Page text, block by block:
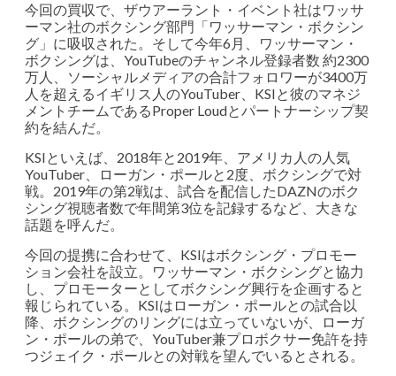
今回の買収で、ザウアーラント・イベント社はワッサ
ーマン社のボクシング部門「ワッサーマン・ボクシン
グ」に吸収された。そして今年6月、ワッサーマン・
ボクシングは、YouTubeのチャンネル登録者数 約2300
万人、ソーシャルメディアの合計フォロワーが3400万
人を超えるイギリス人のYouTuber、KSIと彼のマネジ
メントチームであるProper Loudとパートナーシップ契
約を結んだ。
KSIといえば、2018年と2019年、アメリカ人の人気
YouTuber、ローガン・ポールと2度、ボクシングで対
戦。2019年の第2戦は、試合を配信したDAZNのボク
シング視聴者数で年間第3位を記録するなど、大きな
話題を呼んだ。
今回の提携に合わせて、KSIはボクシング・プロモー
ション会社を設立。ワッサーマン・ボクシングと協力
し、プロモーターとしてボクシング興行を企画すると
報じられている。KSIはローガン・ポールとの試合以
降、ボクシングのリングには立っていないが、ローガ
ン・ポールの弟で、YouTuber兼プロボクサー免許を持
つジェイク・ポールとの対戦を望んでいるとされる。